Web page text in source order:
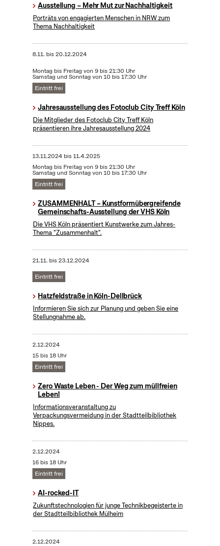
Ausstellung – Mehr Mut zur Nachhaltigkeit
Porträts von engagierten Menschen in NRW zum
Thema Nachhaltigkeit
8.11. bis20.12.2024
Montag bis Freitag von 9 bis 21:30 Uhr
Samstag und Sonntag von 10 bis 17:30 Uhr
Eintritt frei
Jahresausstellung des Fotoclub City Treff Köln
Die Mitglieder des Fotoclub City Treff Köln
präsentieren ihre Jahresausstellung 2024
13.11.2024 bis11.4.2025
Montag bis Freitag von 9 bis 21:30 Uhr
Samstag und Sonntag von 10 bis 17:30 Uhr
Eintritt frei
ZUSAMMENHALT – Kunstformübergreifende
Gemeinschafts-Ausstellung der VHS Köln
Die VHS Köln präsentiert Kunstwerke zum Jahres-
Thema "Zusammenhalt".
21.11. bis23.12.2024
Eintritt frei
Hatzfeldstraße in Köln-Dellbrück
Informieren Sie sich zur Planung und geben Sie eine
Stellungnahme ab.
2.12.2024
15 bis 18 Uhr
Eintritt frei
Zero Waste Leben - Der Weg zum müllfreien
Leben!
Informationsveranstaltung zu
Verpackungsvermeidung in der Stadtteilbibliothek
Nippes.
2.12.2024
16 bis 18 Uhr
Eintritt frei
AI-rocked-IT
Zukunftstechnologien für junge Technikbegeisterte in
der Stadtteilbibliothek Mülheim
2.12.2024